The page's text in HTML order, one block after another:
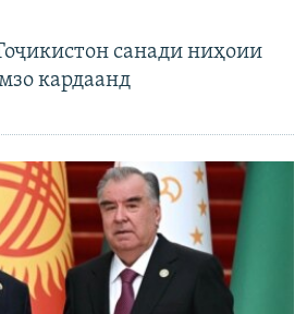
санади ниҳоии
кардаанд